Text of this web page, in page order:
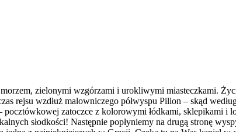
zielonymi wzgórzami i urokliwymi miasteczkami.
rejsu wzdłuż malowniczego półwyspu Pilion – skąd
zatoczce z kolorowymi łódkami, sklepikami i
słodkości! Następnie popłyniemy na drugą stronę